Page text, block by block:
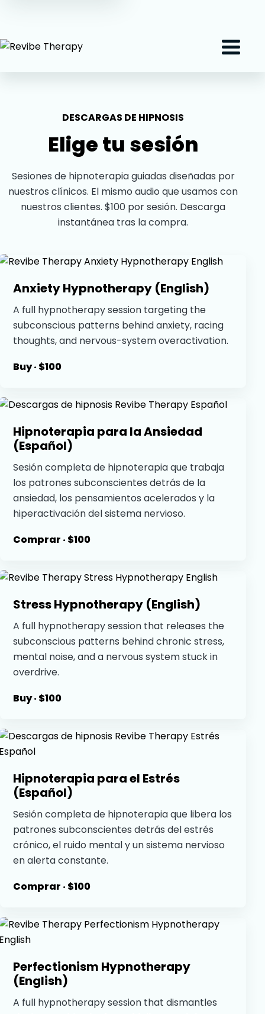
DESCARGAS DE HIPNOSIS
Elige tu sesión
Sesiones de hipnoterapia guiadas diseñadas por
nuestros clínicos. El mismo audio que usamos con
nuestros clientes. $100 por sesión. Descarga
instantánea tras la compra.
Anxiety Hypnotherapy (English)
A full hypnotherapy session targeting the
subconscious patterns behind anxiety, racing
thoughts, and nervous-system overactivation.
Buy · $100
Hipnoterapia para la Ansiedad
(Español)
Sesión completa de hipnoterapia que trabaja
los patrones subconscientes detrás de la
ansiedad, los pensamientos acelerados y la
hiperactivación del sistema nervioso.
Comprar · $100
Stress Hypnotherapy (English)
A full hypnotherapy session that releases the
subconscious patterns behind chronic stress,
mental noise, and a nervous system stuck in
overdrive.
Buy · $100
Hipnoterapia para el Estrés
(Español)
Sesión completa de hipnoterapia que libera los
patrones subconscientes detrás del estrés
crónico, el ruido mental y un sistema nervioso
en alerta constante.
Comprar · $100
Perfectionism Hypnotherapy
(English)
A full hypnotherapy session that dismantles